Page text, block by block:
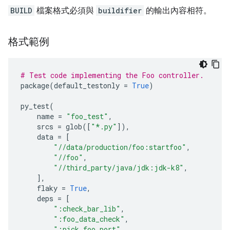
BUILD 檔案格式必須與 buildifier 的輸出內容相符。
格式範例
# Test code implementing the Foo controller.
package(default_testonly = True)
py_test(
name = "foo_test" ,
srcs = glob([ "*.py" ]),
data = [
"//data/production/foo:startfoo" ,
"//foo" ,
"//third_party/java/jdk:jdk-k8" ,
],
flaky = True,
deps = [
":check_bar_lib" ,
":foo_data_check" ,